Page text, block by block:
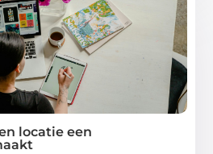
locatie een